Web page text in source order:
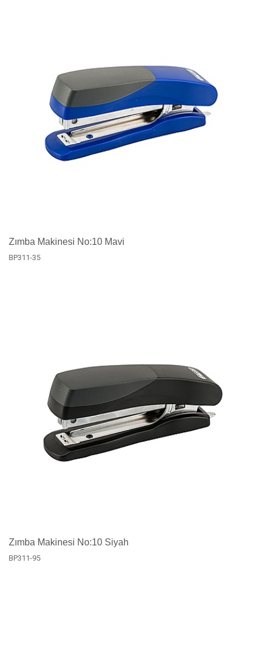
Zımba Makinesi No:10 Mavi
BP311-35
Zımba Makinesi No:10 Siyah
BP311-95